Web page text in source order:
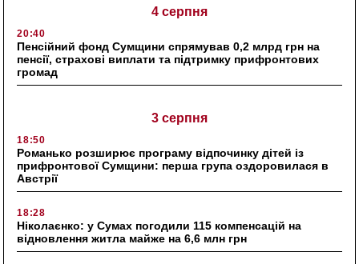
4 серпня
20:40
Пенсійний фонд Сумщини спрямував 0,2 млрд грн на
пенсії, страхові виплати та підтримку прифронтових
громад
3 серпня
18:50
Романько розширює програму відпочинку дітей із
прифронтової Сумщини: перша група оздоровилася в
Австрії
18:28
Ніколаєнко: у Сумах погодили 115 компенсацій на
відновлення житла майже на 6,6 млн грн